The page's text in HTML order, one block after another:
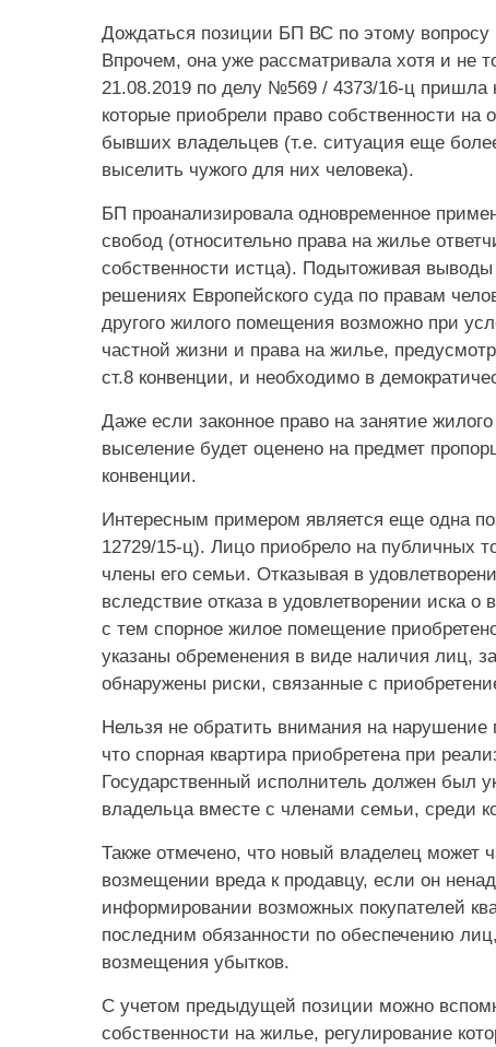
Дождаться позиции БП ВС по этому вопросу
Впрочем, она уже рассматривала хотя и не
21.08.2019 по делу №569 / 4373/16-ц
которые приобрели право собственности
бывших владельцев (т.е. ситуация еще
выселить чужого для них человека).
БП проанализировала одновременное
свобод (относительно права на жилье
собственности истца). Подытоживая
решениях Европейского суда по правам
другого жилого помещения возможно при
частной жизни и права на жилье,
ст.8 конвенции, и необходимо в
Даже если законное право на занятие
выселение будет оценено на предмет
конвенции.
Интересным примером является еще одна
12729/15-ц). Лицо приобрело на публичных
члены его семьи. Отказывая в
вследствие отказа в удовлетворении иска
с тем спорное жилое помещение
указаны обременения в виде наличия лиц,
обнаружены риски, связанные с
Нельзя не обратить внимания на
что спорная квартира приобретена при
Государственный исполнитель должен был
владельца вместе с членами семьи, среди
Также отмечено, что новый владелец может
возмещении вреда к продавцу, если он
информировании возможных покупателей
последним обязанности по обеспечению
возмещения убытков.
С учетом предыдущей позиции можно
собственности на жилье, регулирование